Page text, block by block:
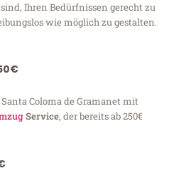
Ihren Bedürfnissen gerecht zu
wie möglich zu gestalten.
Coloma de Gramanet mit
Service, der bereits ab 250€